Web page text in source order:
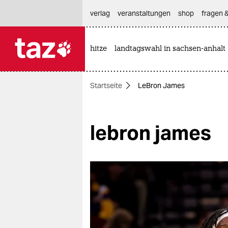
themen
öko
gesellschaft
kultur
sport
verlag
veranstaltungen shop fragen
hitze landtagswahl in sachsen-anhalt
Startseite LeBron James
lebron james